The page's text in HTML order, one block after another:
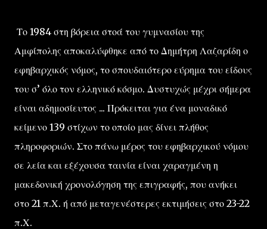
Το 1984 στη βόρεια στοά του γυμνασίου της
Αμφίπολης αποκαλύφθηκε από το Δημήτρη Λαζαρίδη ο
εφηβαρχικός νόμος, το σπουδαιότερο εύρημα του είδους
του σ’ όλο τον ελληνικό κόσμο. Δυστυχώς μέχρι σήμερα
είναι αδημοσίευτος ... Πρόκειται για ένα μοναδικό
κείμενο 139 στίχων το οποίο μας δίνει πλήθος
πληροφοριών. Στο πάνω μέρος του εφηβαρχικού νόμου
σε λεία και εξέχουσα ταινία είναι χαραγμένη η
μακεδονική χρονολόγηση της επιγραφής, που ανήκει
στο 21 π.Χ. ή από μεταγενέστερες εκτιμήσεις στο 23-22
π.Χ.